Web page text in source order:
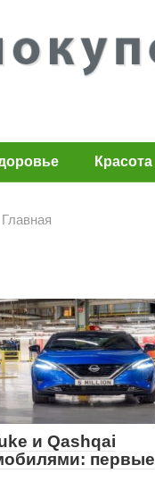
Красота
Главная
и Qashqai
первые